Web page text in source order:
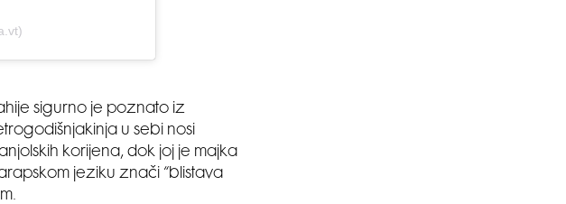
sigurno je poznato iz
u sebi nosi
korijena, dok joj je majka
jeziku znači “blistava